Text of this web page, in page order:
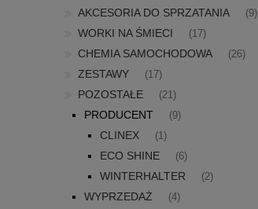
AKCESORIA DO SPRZATANIA (9)
WORKI NA ŚMIECI (17)
CHEMIA SAMOCHODOWA (26)
ZESTAWY (17)
POZOSTAŁE (21)
PRODUCENT (9)
CLINEX (1)
ECO SHINE (6)
WINTERHALTER (2)
WYPRZEDAŻ (4)